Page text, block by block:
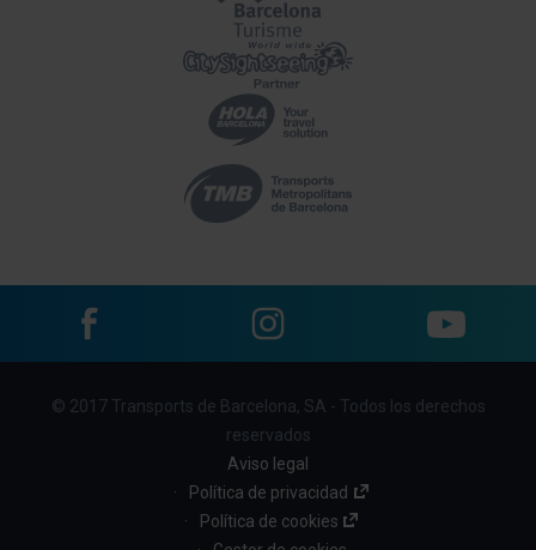
Menu© 2017 Transports de Barcelona, SA - Todos los derechos
reservados
Aviso legal
Política de privacidad
Política de cookies